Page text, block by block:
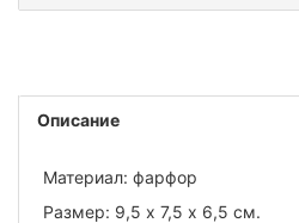
Описание
Материал: фарфор
Размер: 9,5 х 7,5 х 6,5 см.